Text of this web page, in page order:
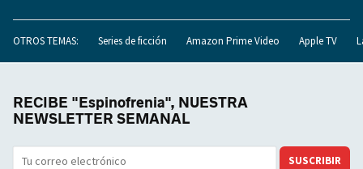
OTROS TEMAS: Series de ficción Amazon Prime Video Apple TV
RECIBE "Espinofrenia", NUESTRA
NEWSLETTER SEMANAL
SUSCRIBIR